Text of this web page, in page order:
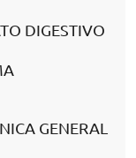
DIGESTIVO
GENERAL